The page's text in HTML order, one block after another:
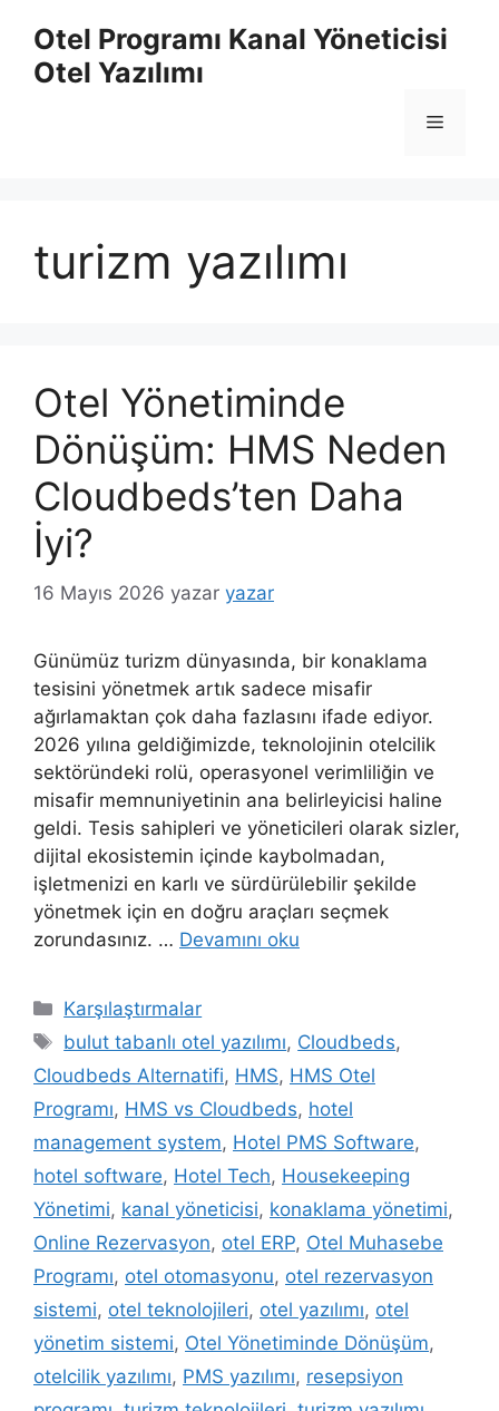
Otel Programı Kanal Yöneticisi
Otel Yazılımı
Menü
turizm yazılımı
Otel Yönetiminde
Dönüşüm: HMS Neden
Cloudbeds’ten Daha
İyi?
16 Mayıs 2026 yazar yazar
Günümüz turizm dünyasında, bir konaklama
tesisini yönetmek artık sadece misafir
ağırlamaktan çok daha fazlasını ifade ediyor.
2026 yılına geldiğimizde, teknolojinin otelcilik
sektöründeki rolü, operasyonel verimliliğin ve
misafir memnuniyetinin ana belirleyicisi haline
geldi. Tesis sahipleri ve yöneticileri olarak sizler,
dijital ekosistemin içinde kaybolmadan,
işletmenizi en karlı ve sürdürülebilir şekilde
yönetmek için en doğru araçları seçmek
zorundasınız. … Devamını oku
Kategoriler
Karşılaştırmalar
Etiketler
bulut tabanlı otel yazılımı, Cloudbeds,
Cloudbeds Alternatifi, HMS, HMS Otel
Programı, HMS vs Cloudbeds, hotel
management system, Hotel PMS Software,
hotel software, Hotel Tech, Housekeeping
Yönetimi, kanal yöneticisi, konaklama yönetimi,
Online Rezervasyon, otel ERP, Otel Muhasebe
Programı, otel otomasyonu, otel rezervasyon
sistemi, otel teknolojileri, otel yazılımı, otel
yönetim sistemi, Otel Yönetiminde Dönüşüm,
otelcilik yazılımı, PMS yazılımı, resepsiyon